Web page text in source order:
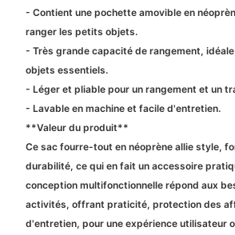
- Contient une pochette amovible en
ranger les petits objets.
- Très grande capacité de rangement,
objets essentiels.
- Léger et pliable pour un rangement et un
- Lavable en machine et facile d'entretien.
**Valeur du produit**
Ce sac fourre-tout en néoprène allie style,
durabilité, ce qui en fait un accessoire
conception multifonctionnelle répond aux
activités, offrant praticité, protection des
d'entretien, pour une expérience utilisateur